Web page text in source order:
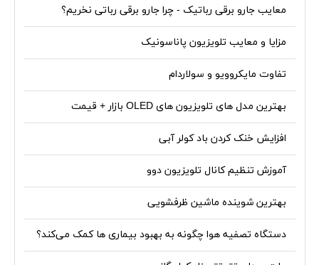
معایب جارو برقی رباتیک - چرا جارو برقی رباتی نخریم؟
مزایا و معایب تلویزیون پاناسونیک
تفاوت مایکروویو و سولاردام
بهترین مدل های تلویزیون های OLED بازار + قیمت
افزایش خنک کردن باد کولر آبی
آموزش تنظیم کانال تلویزیون دوو
بهترین شوینده ماشین ظرفشویی
دستگاه‌ تصفیه هوا چگونه به بهبود بیماری ها کمک می‌کند؟